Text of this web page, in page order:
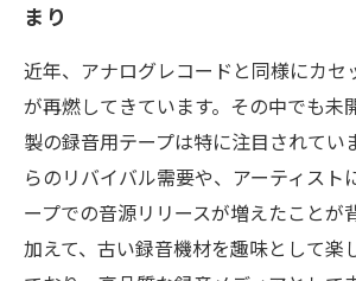
まり
近年、アナログレコードと同様にカセ
が再燃してきています。その中でも未
製の録音用テープは特に注目されてい
らのリバイバル需要や、アーティスト
ープでの音源リリースが増えたことが
加えて、古い録音機材を趣味として楽